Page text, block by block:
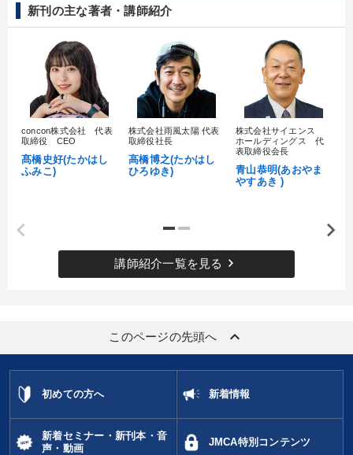
新刊の主な著者・講師紹介
concon株式会社 代表
取締役 CEO
髙橋史好(たかはし
ふみこ)
株式会社雨風太陽 代表
取締役社長
高橋博之(たかはし
ひろゆき)
株式会社サイエンス
ホールディングス 代
表取締役会長
青山恭明(あおやま
やすあき )
講師紹介一覧を見る keyboard_arrow_right
このページの先頭へ keyboard_arrow_up
初めての方へ 新着情報
新着セミナー・新刊本・音
声・動画
JMCA特別コンテンツ